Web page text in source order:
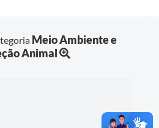
Meio Ambiente e
Animal